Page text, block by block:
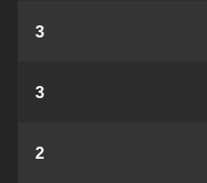
3
3
2